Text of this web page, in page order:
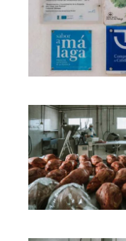
Ampliar
Ampliar